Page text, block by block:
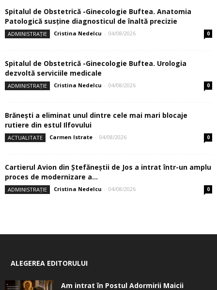
Spitalul de Obstetrică -Ginecologie Buftea. Anatomia
Patologică susţine diagnosticul de înaltă precizie
ADMINISTRAȚIE Cristina Nedelcu - 04/08/2026 0
Spitalul de Obstetrică -Ginecologie Buftea. Urologia
dezvoltă serviciile medicale
ADMINISTRAȚIE Cristina Nedelcu - 04/08/2026 0
Brănești a eliminat unul dintre cele mai mari blocaje
rutiere din estul Ilfovului
ACTUALITATE Carmen Istrate - 04/08/2026 0
Cartierul Avion din Ştefăneştii de Jos a intrat într-un amplu
proces de modernizare a...
ADMINISTRAȚIE Cristina Nedelcu - 04/08/2026 0
ALEGEREA EDITORULUI
Am intrat în Postul Adormirii Maicii